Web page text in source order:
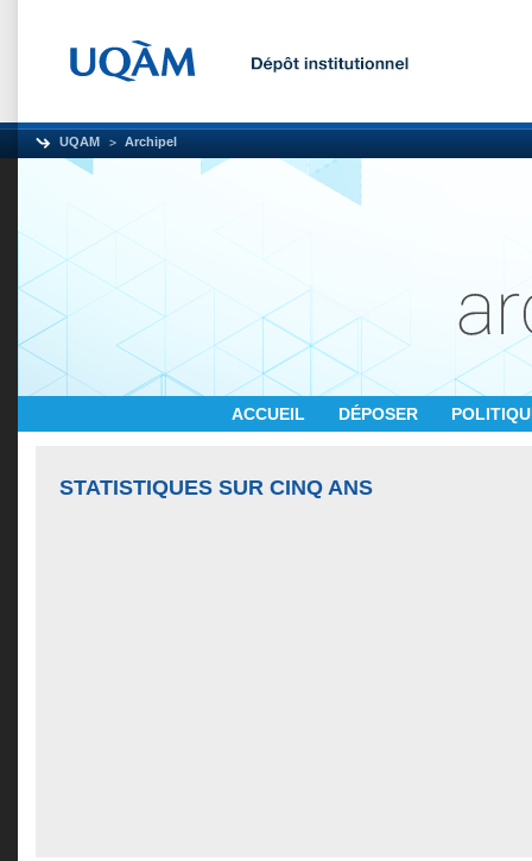
UQAM Archipel
ACCUEIL DÉPOSER
STATISTIQUES SUR CINQ ANS